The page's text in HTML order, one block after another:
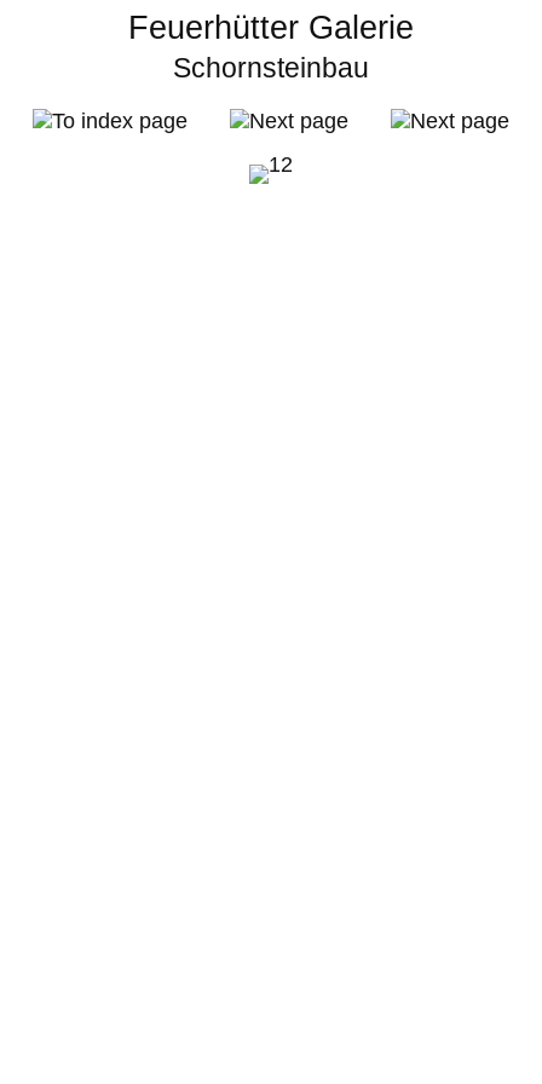
Feuerhütter Galerie
Schornsteinbau